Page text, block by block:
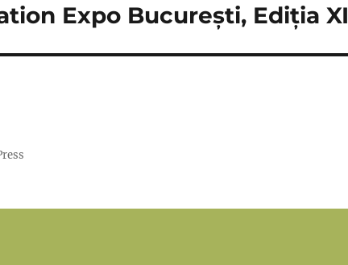
Expo București, Ediția XI